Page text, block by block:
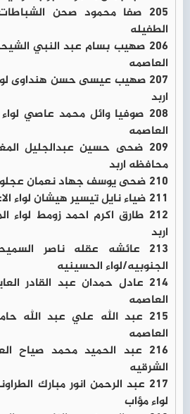
205 صفا محمود صحن
الطفيله
206 صهيب بسام عبد النبي
العاصمه
207 صهيب عيسى حسن هنداوى
اربد
208 صوفيا وائل محمد عاصي
العاصمه
209 ضحى حسين عبدالجليل
محافظه اربد
210 ضحى يوسف جهاد نعمان عجلون/لواء قصبه عجلون
211 ضياء نايل تيسير هيشان لواء الاغوار الشماليه
212 طارق اكرم احمد زومط لواء
اربد
213 عائشه عقله ناصر
الجنوبيه/لواء الحسينيه
214 عادل حمدان عبد القادر
العاصمه
215 عبد الله علي عبد الله
العاصمه
216 عبد الحميد محمد صياح
الشرقيه
217 عبد الرحمن انور مبارك
لواء مؤاب